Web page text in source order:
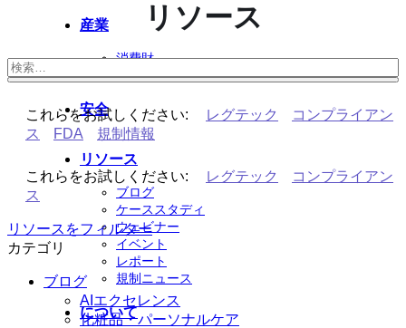
産業
消費財
ライフサイエンス
安全
リソース
ブログ
ケーススタディ
ウェビナー
イベント
レポート
規制ニュース
について
リソース
これらをお試しください: レグテック
コンプライアン
ス
FDA 規制情報
これらをお試しください: レグテック
コンプライアン
ス
リソースをフィルター
カテゴリ
ブログ
AIエクセレンス
化粧品・パーソナルケア